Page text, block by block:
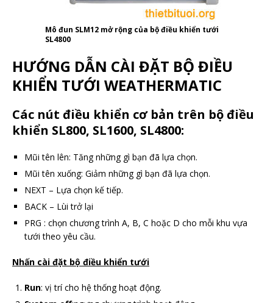
Mô đun SLM12 mở rộng của bộ điều khiển tưới
SL4800
HƯỚNG DẪN CÀI ĐẶT BỘ ĐIỀU
KHIỂN TƯỚI WEATHERMATIC
Các nút điều khiển cơ bản trên bộ điều
khiển SL800, SL1600, SL4800:
Mũi tên lên: Tăng những gì bạn đã lựa chọn.
Mũi tên xuống: Giảm những gì bạn đã lựa chọn.
NEXT – Lựa chọn kế tiếp.
BACK – Lùi trở lại
PRG : chọn chương trình A, B, C hoặc D cho mỗi khu vựa
tưới theo yêu cầu.
Nhấn cài đặt bộ điều khiển tưới
Run: vị trí cho hệ thống hoạt động.